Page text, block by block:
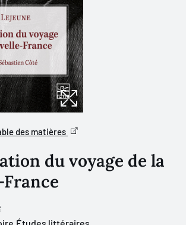
des matières
du voyage de la
,Études littéraires